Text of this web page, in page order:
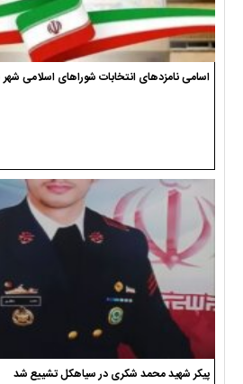
اسامی نامزدهای انتخابات شوراهای اسلامی
پیکر شهید محمد شکری در سیاهکل تشییع شد